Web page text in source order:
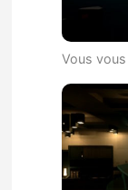
Vous